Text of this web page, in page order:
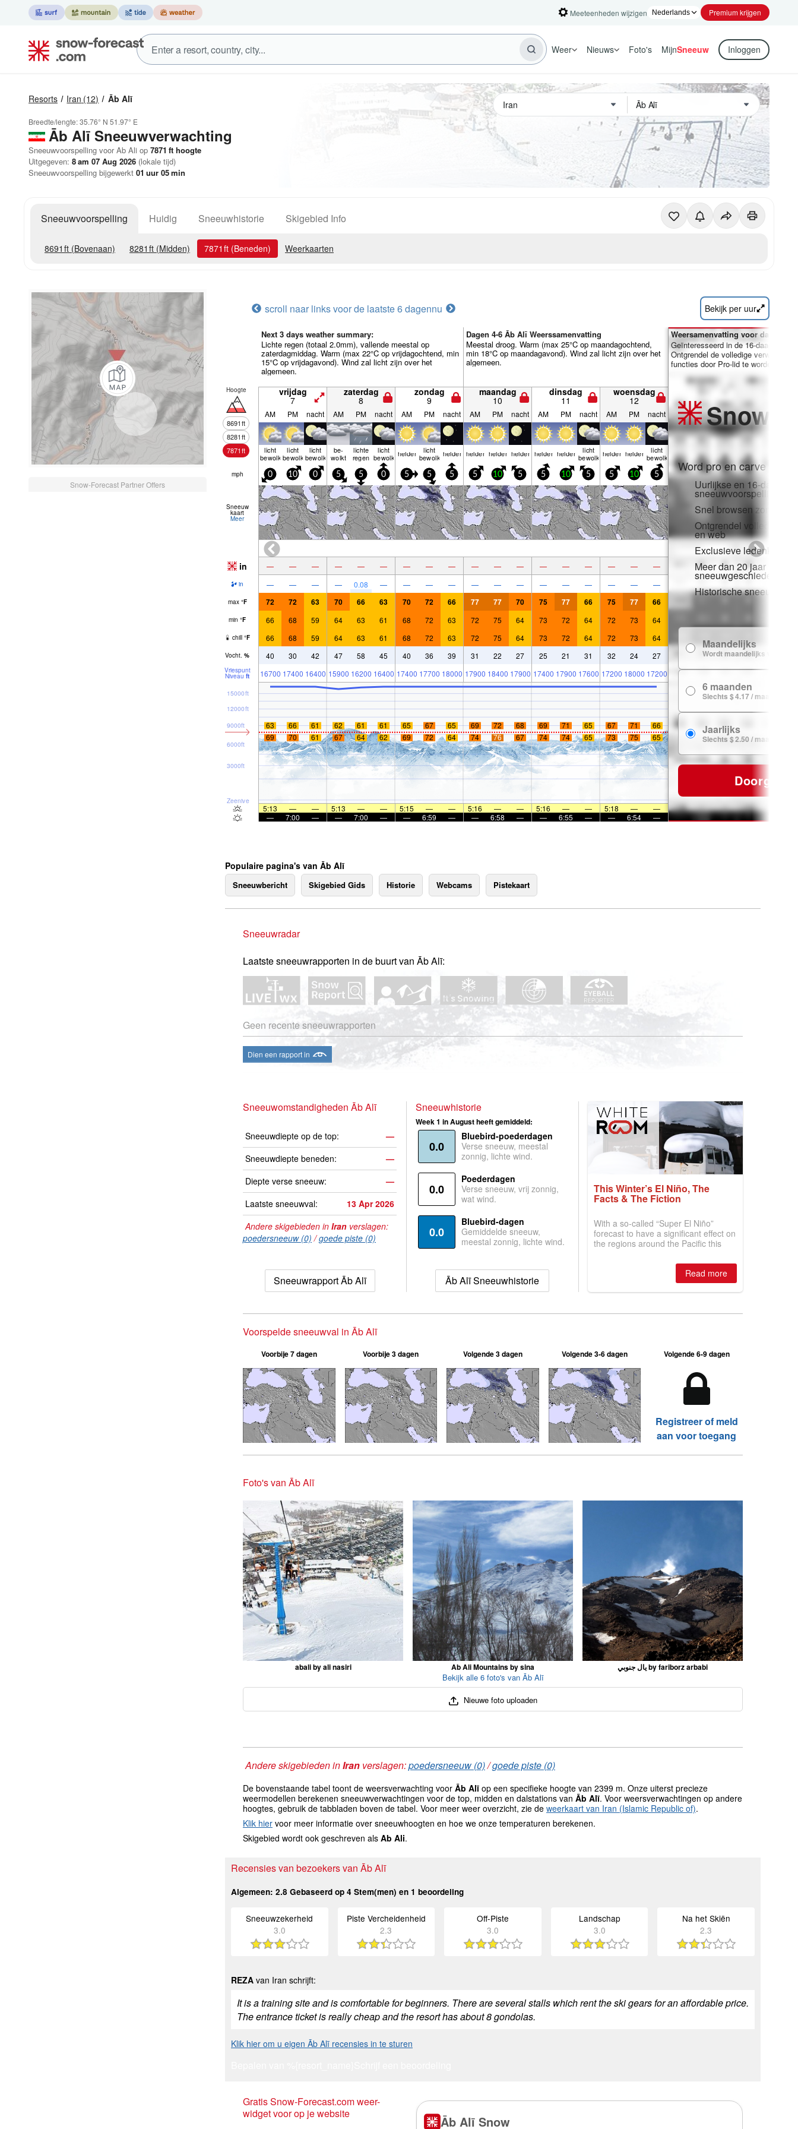
Meeteenheden wijzigen Premium krijgen
Weer Nieuws Foto's MijnSneeuw Inloggen
Resorts Iran (12) Āb Alī
Breedte/lengte:35.76° N 51.97° E
Āb Alī Sneeuwverwachting
Sneeuwvoorspelling voor Ab Ali op 7871 ft hoogte
Uitgegeven: 8 am 07 Aug 2026 (lokale tijd)
Sneeuwvoorspelling bijgewerkt 01 uur 05min
Sneeuwvoorspelling Huidig Sneeuwhistorie Skigebied Info
8691 ft (Bovenaan) 8281 ft (Midden) 7871 ft (Beneden) Weerkaarten
Snow-Forecast Partner Offers
scroll naar links voor de laatste 6 dagennu Bekijk per uur
Next 3 days weather summary:
Lichte regen (totaal 2.0mm), vallende meestal op
zaterdagmiddag. Warm (max 22°C op vrijdagochtend, min
15°C op vrijdagavond). Wind zal licht zijn over het
algemeen.
Dagen 4-6 Āb Alī Weerssamenvatting
Meestal droog. Warm (max 25°C op maandagochtend,
min 18°C op maandagavond). Wind zal licht zijn over het
algemeen.
Hoogte
8691ft
8281ft
7871ft
vrijdag
7
zaterdag
8
zondag
9
maandag
10
dinsdag
11
woensdag
12
AM PM nacht AM PM nacht AM PM nacht AM PM nacht AM PM nacht AM PM nacht
licht
bewolkt
licht
bewolkt
licht
bewolkt
be­
wolkt
lichte
regen
licht
bewolkt helder licht
bewolkt helder helder helder helder helder helder licht
bewolkt helder helder licht
bewolkt
mph 0 10 0 5 5 0 5 5 5 5 10 5 5 10 5 5 10 5
Sneeuw
kaart
Meer
in — — — — — — — — — — — — — — — — — —
in — — — — 0.08 — — — — — — — — — — — — —
max °F 72 72 63 70 66 63 70 72 66 77 77 70 75 77 66 75 77 66
min °F 66 68 59 64 63 61 68 72 63 72 75 64 73 72 64 72 73 64
chill °F 66 68 59 64 63 61 68 72 63 72 75 64 73 72 64 72 73 64
Vocht. % 40 30 42 47 58 45 40 36 39 31 22 27 25 21 31 32 24 27
Vriespunt
Niveau ft 16700 17400 16400 15900 16200 16400 17400 17700 18000 17900 18400 17900 17400 17900 17600 17200 18000 17200
Zeeniveau
3000ft
6000ft
9000ft
12000ft
15000ft
63 66 61 62 61 61 65 67 65 69 72 68 69 71 65 67 71
66
69
70 61 67 64 62 69 72 64 74 76 67 74 74 65 73 75 65
5:13 — — 5:13 — — 5:15 — — 5:16 — — 5:16 — — 5:18 —
—
—
7:00 — — 7:00 — — 6:59 — — 6:58 — — 6:55 — — 6:54 —
Weersamenvatting voor dagen 7-
Geïnteresseerd in de 16-daagse
Ontgrendel de volledige
functies door Pro-lid te worden.
Snow
Word pro en carve uit:
Uurlijkse en 16-daagse
sneeuwvoorspellingen
Snel browsen zonder
Ontgrendel volledige
en web
Exclusieve
Meer dan 20 jaar
sneeuwgeschiedenis
Historische
Maandelijks
Wordt maandelijks verlengd
6 maanden
Slechts $ 4.17 / maand
Jaarlijks
Slechts $ 2.50 / maand
Doorgaan
Populaire pagina's van Āb Alī
Sneeuwbericht Skigebied Gids Historie Webcams Pistekaart
Sneeuwradar
Laatste sneeuwrapporten in de buurt van Āb Alī:
Geen recente sneeuwrapporten
Dien een rapport in
Sneeuwomstandigheden Āb Alī
Sneeuwdiepte op de top:
—
Sneeuwdiepte beneden:
—
Diepte verse sneeuw:
—
Laatste sneeuwval:
13 Apr 2026
Andere skigebieden in Iran verslagen:
poedersneeuw (0) /goede piste (0)
Sneeuwrapport Āb Alī
Sneeuwhistorie
Week 1 in August heeft gemiddeld:
0.0
Bluebird-poederdagen
Verse sneeuw, meestal
zonnig, lichte wind.
0.0
Poederdagen
Verse sneeuw, vrij zonnig,
wat wind.
0.0
Bluebird-dagen
Gemiddelde sneeuw,
meestal zonnig, lichte wind.
Āb Alī Sneeuwhistorie
This Winter’s El Niño, The
Facts & The Fiction
With a so-called “Super El Niño”
forecast to have a significant effect on
the regions around the Pacific this
is simple: book now or wait, and
where are the best odds?Read more
Voorspelde sneeuwval in Āb Alī
Voorbije 7 dagen Voorbije 3 dagen Volgende 3 dagen Volgende 3-6 dagen Volgende 6-9 dagen
Registreer of meld
aan voor toegang
Foto's van Āb Alī
abali by ali nasiri Ab Ali Mountains by sina يال جنوبي by fariborz arbabi
Bekijk alle 6 foto's van Āb Alī
Nieuwe foto uploaden
Andere skigebieden inIran verslagen:poedersneeuw (0)/goede piste (0)
De bovenstaande tabel toont de weersverwachting voor Āb Alī op een specifieke hoogte van 2399 m. Onze uiterst precieze
weermodellen berekenen sneeuwverwachtingen voor de top, midden en dalstations van Āb Alī. Voor weersverwachtingen op andere
hoogtes, gebruik de tabbladen boven de tabel. Voor meer weer overzicht, zie de weerkaart van Iran (Islamic Republic of).
Klik hier voor meer informatie over sneeuwhoogten en hoe we onze temperaturen berekenen.
Skigebied wordt ook geschreven als Ab Ali.
Recensies van bezoekers van Āb Alī
Algemeen: 2.8 Gebaseerd op 4 Stem(men) en 1 beoordeling
Sneeuwzekerheid
3.0
Piste Vercheidenheid
2.3
Off-Piste
3.0
Landschap
3.0
Na het Skiën
2.3
REZA van Iran schrijft:
It is a training site and is comfortable for beginners. There are several stalls which rent the ski gears for an affordable price.
The entrance ticket is really cheap and the resort has about 8 gondolas.
Klik hier om u eigen Āb Alī recensies in te sturen
Gratis Snow-Forecast.com weer-
widget voor op je website